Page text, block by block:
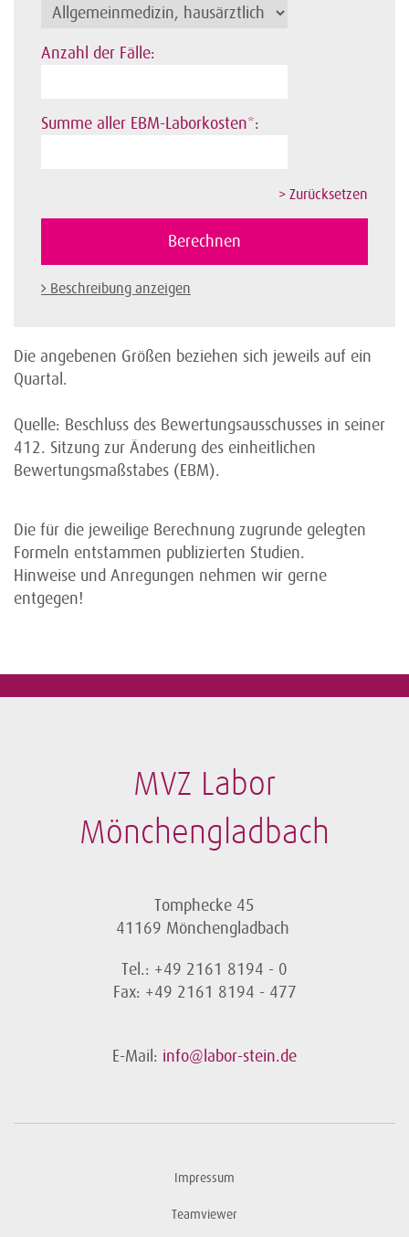
Anzahl der Fälle:
Summe aller EBM-Laborkosten*:
Beschreibung anzeigen
Die angebenen Größen beziehen sich jeweils auf ein
Quartal.
Quelle: Beschluss des Bewertungsausschusses in seiner
412. Sitzung zur Änderung des einheitlichen
Bewertungsmaßstabes (EBM).
Die für die jeweilige Berechnung zugrunde gelegten
Formeln entstammen publizierten Studien.
Hinweise und Anregungen nehmen wir gerne
entgegen!
MVZ Labor
Mönchengladbach
Tomphecke 45
41169 Mönchengladbach
Tel.: +49 2161 8194 - 0
Fax: +49 2161 8194 - 477
E-Mail: info@labor-stein.de
Impressum
Teamviewer